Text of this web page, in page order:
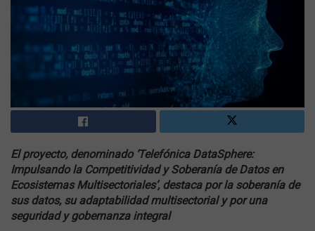
El proyecto, denominado ‘Telefónica DataSphere:
Impulsando la Competitividad y Soberanía de Datos en
Ecosistemas Multisectoriales’, destaca por la soberanía de
sus datos, su adaptabilidad multisectorial y por una
seguridad y gobernanza integral